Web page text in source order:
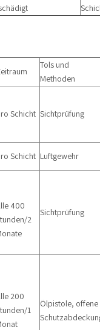
Tols und
Methoden
Schicht Sichtprüfung
Schicht Luftgewehr
400
2
Sichtprüfung
200
1
Ölpistole, offene